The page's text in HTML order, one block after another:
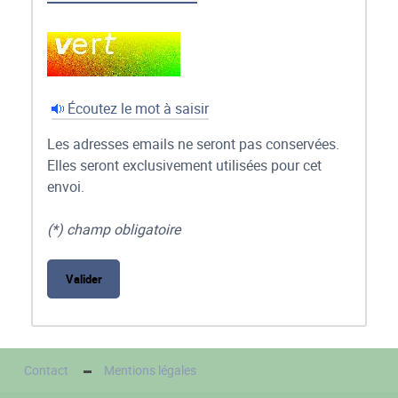
Écoutez le mot à saisir
Les adresses emails ne seront pas conservées.
Elles seront exclusivement utilisées pour cet
envoi.
(*) champ obligatoire
Contact Mentions légales